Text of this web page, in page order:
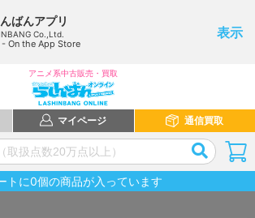
ばんアプリ
Co.,Ltd.
- On the App Store
表示
アニメ系中古販売・買取
マイページ 通信買取
トに0個の商品が入っています